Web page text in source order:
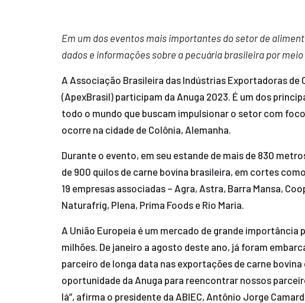
Em um dos eventos mais importantes do setor de
dados e informações sobre a pecuária brasileira por
A Associação Brasileira das Indústrias Exportadoras
(ApexBrasil) participam da Anuga 2023. É um dos
todo o mundo que buscam impulsionar o setor com
ocorre na cidade de Colônia, Alemanha.
Durante o evento, em seu estande de mais de 830
de 900 quilos de carne bovina brasileira, em cortes
19 empresas associadas – Agra, Astra, Barra Mansa,
Naturafrig, Plena, Prima Foods e Rio Maria.
A União Europeia é um mercado de grande
milhões. De janeiro a agosto deste ano, já foram
parceiro de longa data nas exportações de carne
oportunidade da Anuga para reencontrar nossos
lá”, afirma o presidente da ABIEC, Antônio Jorge